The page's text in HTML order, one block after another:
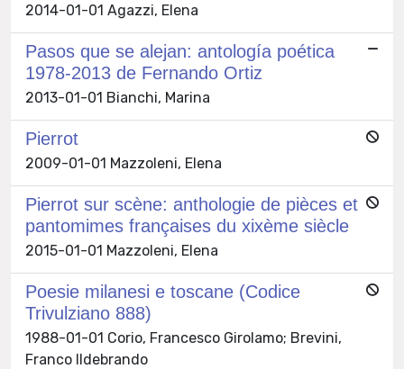
2014-01-01 Agazzi, Elena
Pasos que se alejan: antología poética
1978-2013 de Fernando Ortiz
2013-01-01 Bianchi, Marina
Pierrot
2009-01-01 Mazzoleni, Elena
Pierrot sur scène: anthologie de pièces et
pantomimes françaises du xixème siècle
2015-01-01 Mazzoleni, Elena
Poesie milanesi e toscane (Codice
Trivulziano 888)
1988-01-01 Corio, Francesco Girolamo; Brevini,
Franco Ildebrando